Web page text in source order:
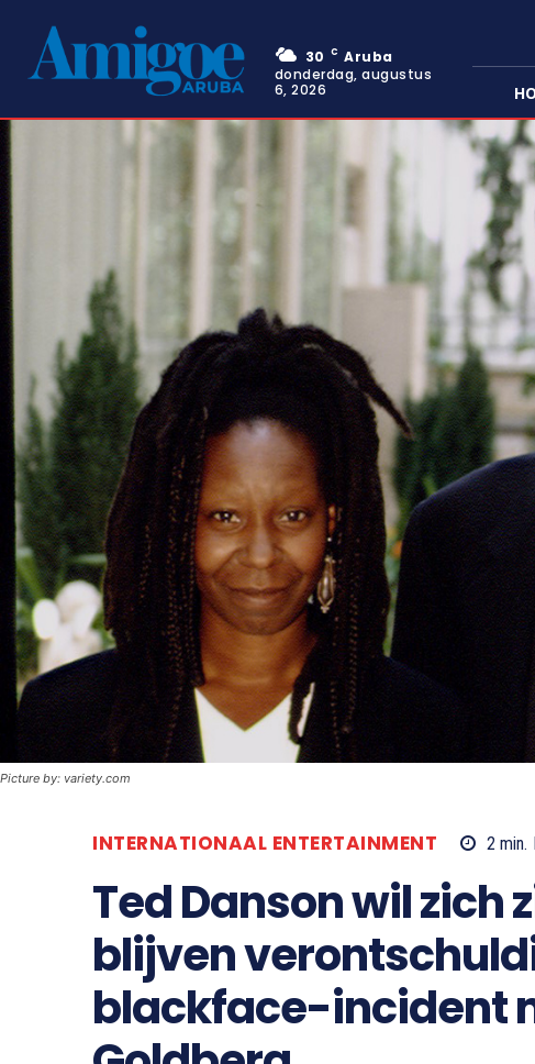
30 C Aruba
donderdag, augustus
6, 2026
Picture by: variety.com
INTERNATIONAAL ENTERTAINMENT 2 min.
Ted Danson wil zich
blijven
blackface-incident